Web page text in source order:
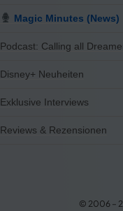
Magic Minutes (News)
Podcast: Calling all
Disney+ Neuheiten
Exklusive Interviews
Reviews & Rezensionen
© 2006 –
NEU Vor 25